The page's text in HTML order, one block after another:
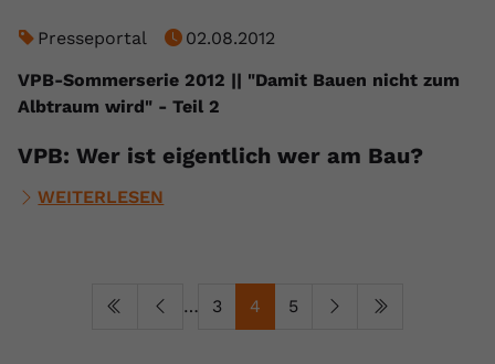
Presseportal
02.08.2012
VPB-Sommerserie 2012 || "Damit Bauen nicht zum
Albtraum wird" - Teil 2
VPB: Wer ist eigentlich wer am Bau?
WEITERLESEN
… 3 4 5